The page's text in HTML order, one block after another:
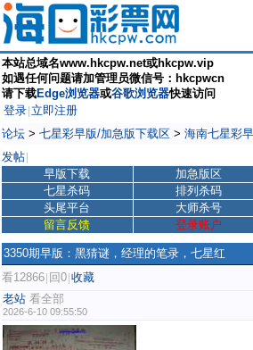
本站总域名www.hkcpw.net或hkcpw.vip
如遇任何问题请加管理员微信号：hkcpwcn
请下载Edge浏览器或谷歌浏览器快速访问
登录 立即注册
论坛 > 七星彩早版/加急版下载区 > 海南七星彩
发帖
早版下载 加急版区
七星杀码
排列杀码
头尾平台
大师杀号
留言反馈
登录账户
3350期早版：黑猜谜，经理的笔录，七星红
看12866 回0 收藏
老站 看全部
2026-6-10 09:55:50